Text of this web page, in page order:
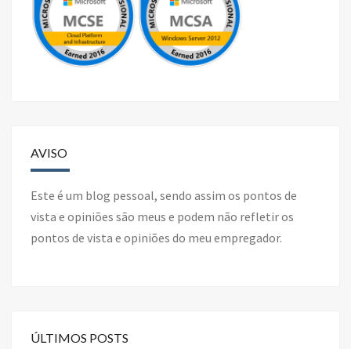
AVISO
Este é um blog pessoal, sendo assim os pontos de
vista e opiniões são meus e podem não refletir os
pontos de vista e opiniões do meu empregador.
ÚLTIMOS POSTS